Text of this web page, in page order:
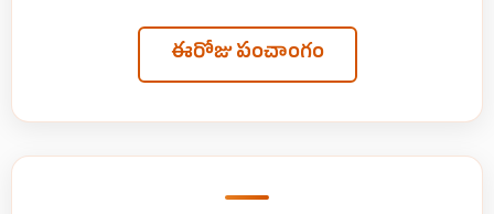
ఈరోజు పంచాంగం